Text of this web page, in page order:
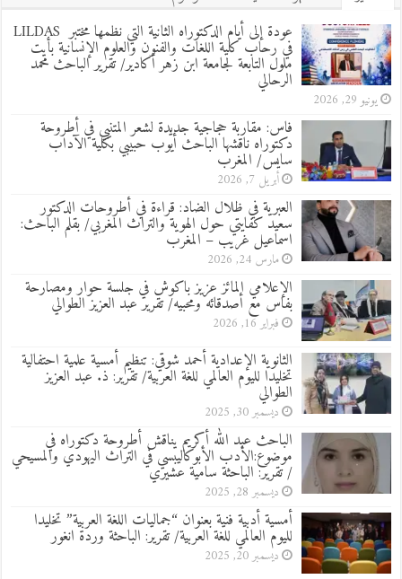
عودة إلى أيام الدكتوراه الثانية التي نظمها مختبر LILDAS
في رحاب كلية اللغات والفنون والعلوم الإنسانية بأيت
ملول التابعة لجامعة ابن زهر أكادير/ تقرير الباحث محمد
الرحالي
يونيو 29, 2026
فاس: مقاربة حجاجية جديدة لشعر المتنبي في أطروحة
دكتوراه ناقشها الباحث أيوب حبيبي بكلية الآداب
سايس/ المغرب
أبريل 7, 2026
العبرية في ظلال الضاد: قراءة في أطروحات الدكتور
سعيد كفايتي حول الهوية والتراث المغربي/ بقلم الباحث:
اسماعيل غريب – المغرب
مارس 24, 2026
الإعلامي المائز عزيز باكوش في جلسة حوار ومصارحة
بفاس مع أصدقائه ومحبيه/ تقرير عبد العزيز الطوالي
فبراير 16, 2026
الثانوية الإعدادية أحمد شوقي: تنظيم أمسية علمية احتفالية
تخليدا لليوم العالمي للغة العربية/ تقرير: ذ. عبد العزيز
الطوالي
ديسمبر 30, 2025
الباحث عبد الله أكريم يناقش أطروحة دكتوراه في
موضوع:الأدب الأبوكاليبسي في التراث اليهودي والمسيحي
/ تقرير: الباحثة سامية عشيري
ديسمبر 28, 2025
أمسية أدبية فنية بعنوان “جماليات اللغة العربية” تخليدا
لليوم العالمي للغة العربية/ تقرير: الباحثة وردة انغور
ديسمبر 20, 2025